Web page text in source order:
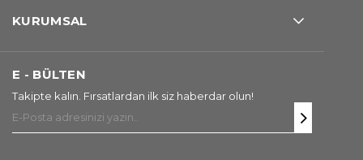
KURUMSAL
E - BÜLTEN
Takipte kalın. Fırsatlardan ilk siz haberdar olun!